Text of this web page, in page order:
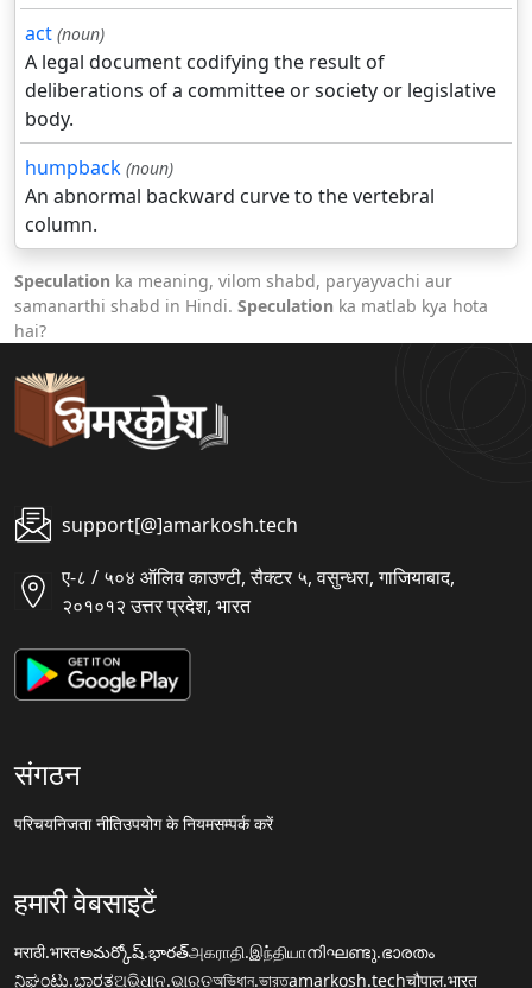
act (noun)
A legal document codifying the result of
deliberations of a committee or society or legislative
body.
humpback (noun)
An abnormal backward curve to the vertebral
column.
Speculation ka meaning, vilom shabd, paryayvachi aur
samanarthi shabd in Hindi. Speculation ka matlab kya hota
hai?
support[@]amarkosh.tech
ए-८ / ५०४ ऑलिव काउण्टी, सैक्टर ५, वसुन्धरा, गाजियाबाद,
२०१०१२ उत्तर प्रदेश, भारत
संगठन
परिचयनिजता नीतिउपयोग के नियमसम्पर्क करें
हमारी वेबसाइटें
मराठी.भारतఅమర్కోష్.భారత్அகராதி.இந்தியாനിഘണ്ടു.ഭാരതം
ನಿಘಂಟು.ಭಾರತଅଭିଧାନ.ଭାରତঅভিধান.ভারতamarkosh.techचौपाल.भारत